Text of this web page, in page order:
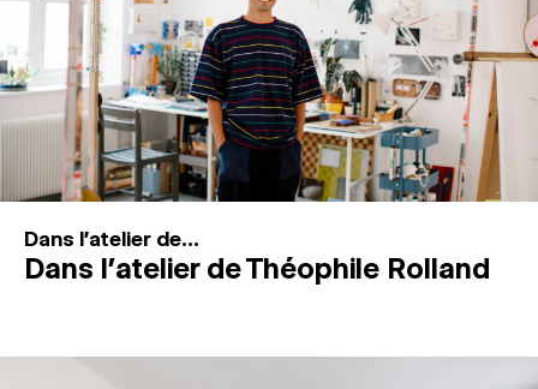
ESPACES DE PRATIQUE ARTISTIQUE ↓
Recherche
Connexion
Dans l'atelier de...
Dans l’atelier de Théophile Rolland